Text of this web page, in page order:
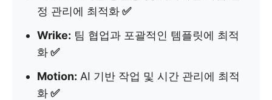
정 관리에 최적화✅
Wrike: 팀 협업과 포괄적인 템플릿에 최적
화✅
Motion: AI 기반 작업 및 시간 관리에 최적
화✅